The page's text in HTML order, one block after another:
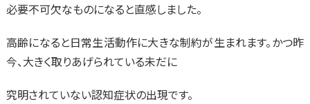
必要不可欠なものになると直感しました。
高齢になると日常生活動作に大きな制約が生まれます。かつ昨
今、大きく取りあげられている未だに
究明されていない認知症状の出現です。